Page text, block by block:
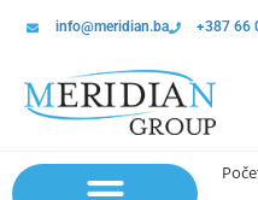
info@meridian.ba +387 66